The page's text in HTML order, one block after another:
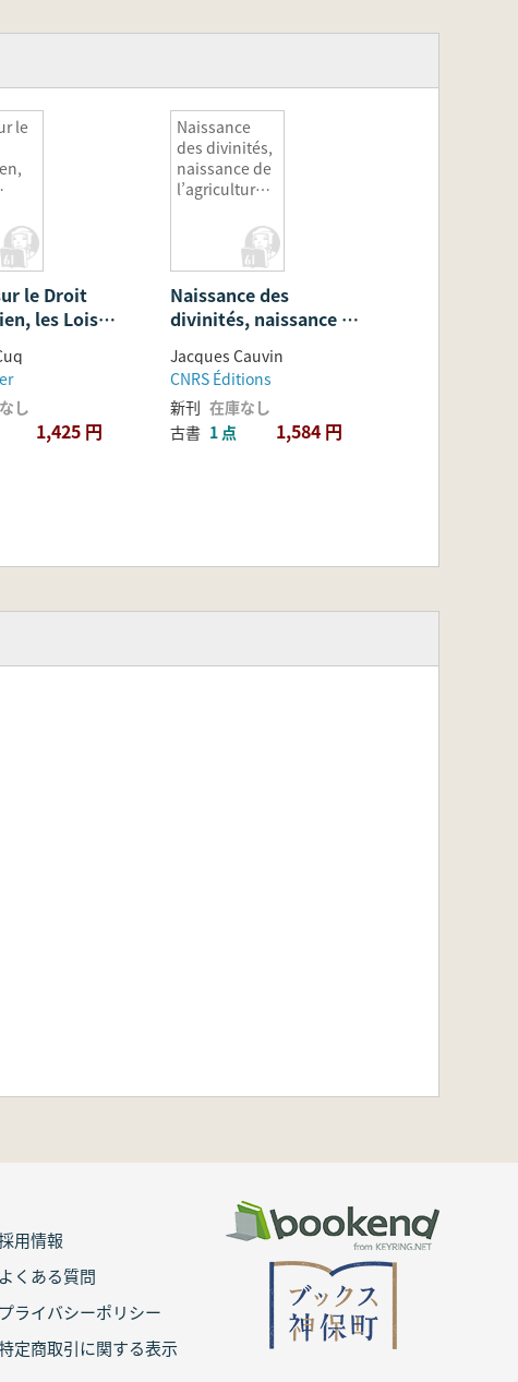
le
le Droit
les Lois
et les Lois
し
1,425 円
Naissance
des divinités,
naissance de
l’agriculture:
des symboles
Néolithique
(神々の誕生、
農業の誕生:新
石器時代のシ
ンボルの革命)
Naissance des
divinités, naissance de
Révolution des
symboles au
Néolithique (神々の
誕生、農業の誕生:新石
Jacques Cauvin
CNRS Éditions
新刊 在庫なし
古書 1 点 1,584 円
用情報
よくある質問
プライバシーポリシー
定商取引に関する表示